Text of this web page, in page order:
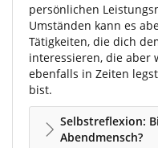
persönlichen
Umständen kann es
Tätigkeiten, die dich
interessieren, die aber
ebenfalls in Zeiten
bist.
Selbstreflexion:
Abendmensch?